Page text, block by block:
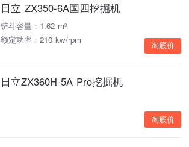
日立 ZX350-6A国四挖掘机
铲斗容量：1.62 m³
额定功率：210 kw/rpm
询底价
日立ZX360H-5A Pro挖掘机
询底价